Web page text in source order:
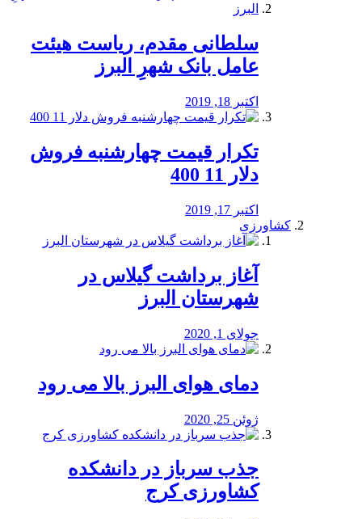
سلطانی مقدم، ریاست هیئت
عامل بانک شهرِ البرز
اکتبر 18, 2019
تکرار قیمت چهارشنبه فروش
دلار 11 400
اکتبر 17, 2019
کشاورزی
آغاز برداشت گیلاس در
شهرستان البرز
جولای 1, 2020
دمای هوای البرز بالا می رود
ژوئن 25, 2020
جذب سرباز در دانشکده
کشاورزی کرج